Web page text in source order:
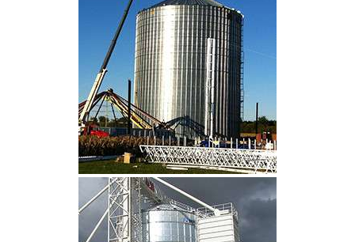
CLIQUEZ POUR AGRANDIR